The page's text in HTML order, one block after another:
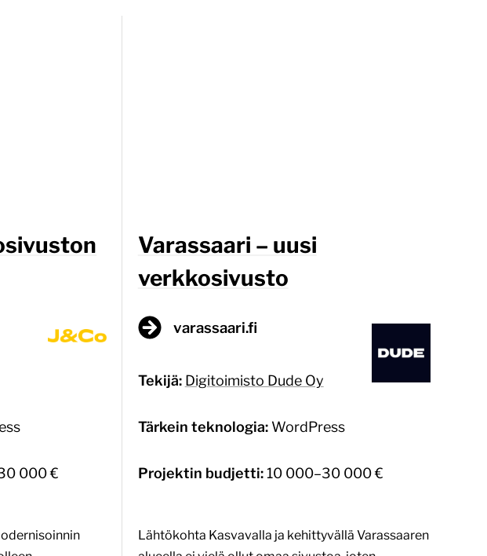
000 €
Varassaari – uusi
verkkosivusto
varassaari.fi
Tekijä: Digitoimisto Dude Oy
Tärkein teknologia:WordPress
Projektin budjetti:10 000–30 000 €
Lähtökohta Kasvavalla ja kehittyvällä Varassaaren